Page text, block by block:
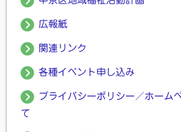
広報紙
関連リンク
各種イベント申し込み
プライバシーポリシー／ホーム
て